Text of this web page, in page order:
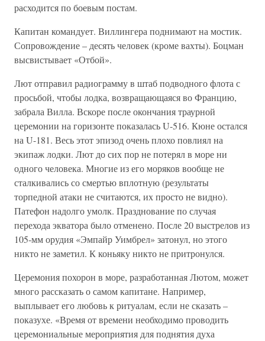
расходится по боевым постам.
Капитан командует. Виллингера поднимают на мостик.
Сопровождение – десять человек (кроме вахты). Боцман
высвистывает «Отбой».
Лют отправил радиограмму в штаб подводного флота с
просьбой, чтобы лодка, возвращающаяся во Францию,
забрала Вилла. Вскоре после окончания траурной
церемонии на горизонте показалась U-516. Кюне остался
на U-181. Весь этот эпизод очень плохо повлиял на
экипаж лодки. Лют до сих пор не потерял в море ни
одного человека. Многие из его моряков вообще не
сталкивались со смертью вплотную (результаты
торпедной атаки не считаются, их просто не видно).
Патефон надолго умолк. Празднование по случая
перехода экватора было отменено. После 20 выстрелов из
105-мм орудия «Эмпайр Уимбрел» затонул, но этого
никто не заметил. К коньяку никто не притронулся.
Церемония похорон в море, разработанная Лютом, может
много рассказать о самом капитане. Например,
выплывает его любовь к ритуалам, если не сказать –
показухе. «Время от времени необходимо проводить
церемониальные мероприятия для поднятия духа